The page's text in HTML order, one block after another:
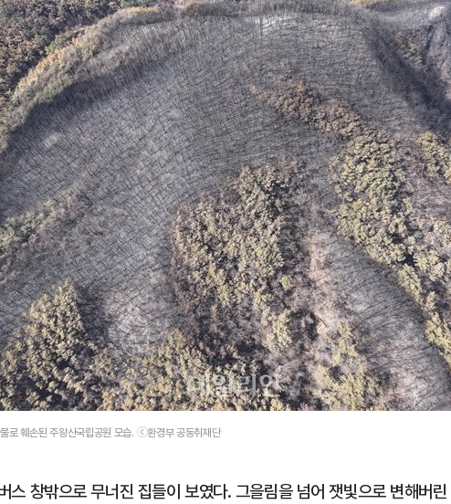
로 훼손된 주왕산국립공원 모습. ⓒ환경부 공동취재단
스 창밖으로 무너진 집들이 보였다. 그을림을 넘어 잿빛으로 변해버
3
4
5
'